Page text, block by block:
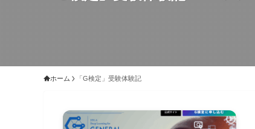
ホーム 「G検定」受験体験記